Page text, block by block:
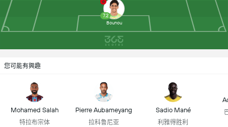
7.2
Bounou
您可能有興趣
Mohamed Salah
特拉布宗体
Pierre Aubameyang
拉科鲁尼亚
Sadio Mané
利雅得胜利